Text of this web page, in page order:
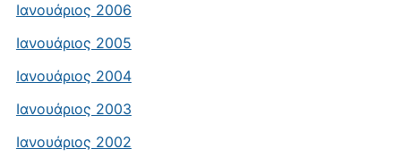
Ιανουάριος 2006
Ιανουάριος 2005
Ιανουάριος 2004
Ιανουάριος 2003
Ιανουάριος 2002